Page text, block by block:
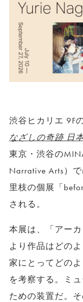
渋谷ヒカリエ 9F
なざしの奇跡 日
東京・渋谷の
Narrative Arts）
里枝の個展「
される。
本展は、「アー
より作品はどの
家にとってどの
を考察する。ミ
ための装置だ。